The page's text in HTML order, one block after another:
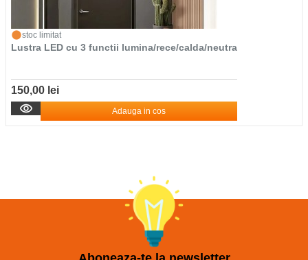
stoc limitat
Lustra LED cu 3 functii lumina/rece/calda/neutra
150,00 lei
Adauga in cos